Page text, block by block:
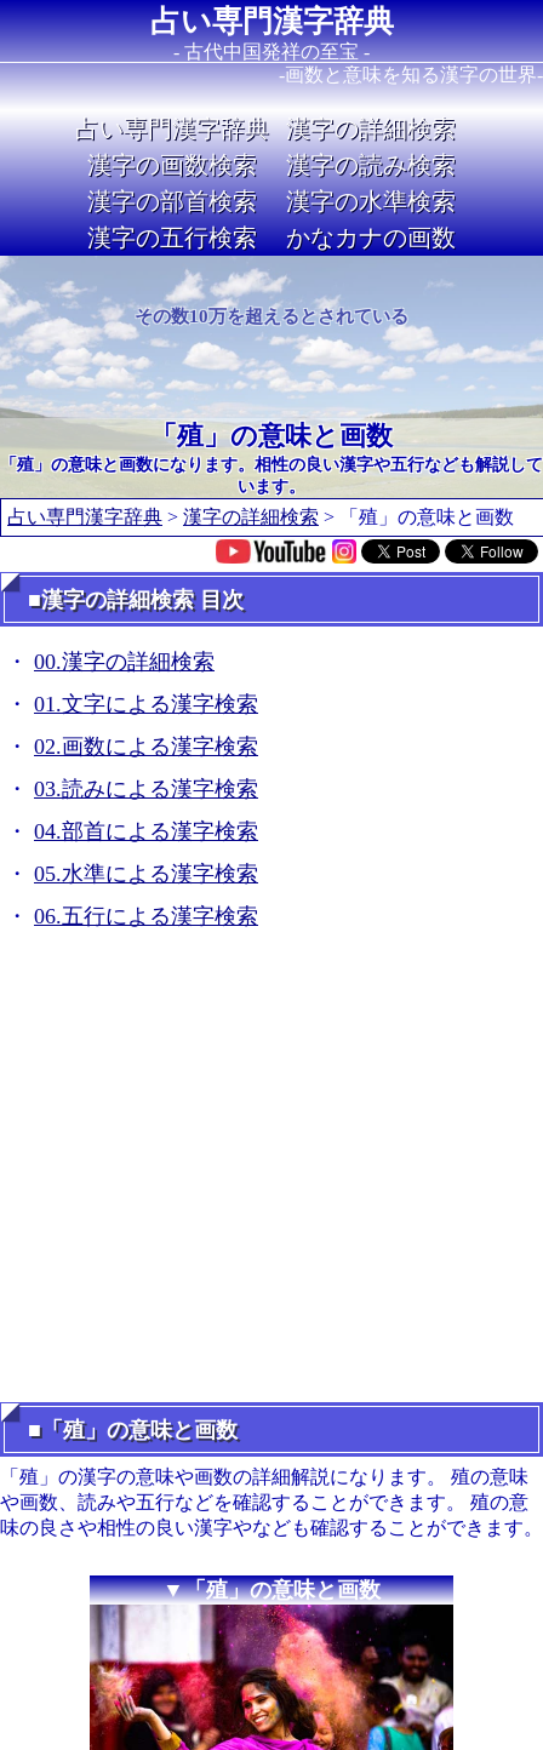
占い専門漢字辞典
- 古代中国発祥の至宝 -
-画数と意味を知る漢字の世界-
占い専門漢字辞典
漢字の詳細検索
漢字の画数検索
漢字の読み検索
漢字の部首検索
漢字の水準検索
漢字の五行検索
かなカナの画数
Image 02
その数10万を超えるとされている
「殖」の意味と画数
「殖」の意味と画数になります。相性の良い漢字や五行なども解説して
います。
占い専門漢字辞典 > 漢字の詳細検索 > 「殖」の意味と画数
■漢字の詳細検索 目次
00.漢字の詳細検索
01.文字による漢字検索
02.画数による漢字検索
03.読みによる漢字検索
04.部首による漢字検索
05.水準による漢字検索
06.五行による漢字検索
■「殖」の意味と画数
「殖」の漢字の意味や画数の詳細解説になります。 殖の意味
や画数、読みや五行などを確認することができます。 殖の意
味の良さや相性の良い漢字やなども確認することができます。
▼「殖」の意味と画数